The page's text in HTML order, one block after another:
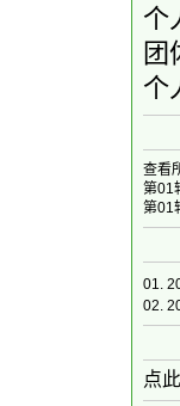
个
团
个
查看
第01
第01
01.
02.
点